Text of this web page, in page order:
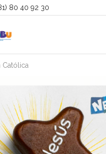
80 40 92 30
Católica